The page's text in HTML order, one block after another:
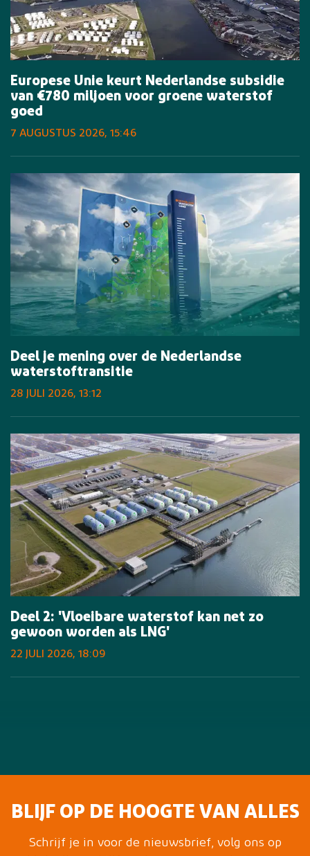
Europese Unie keurt Nederlandse subsidie
van €780 miljoen voor groene waterstof
goed
7 AUGUSTUS 2026, 15:46
Deel je mening over de Nederlandse
waterstoftransitie
28 JULI 2026, 13:12
Deel 2: 'Vloeibare waterstof kan net zo
gewoon worden als LNG'
22 JULI 2026, 18:09
BLIJF OP DE HOOGTE VAN ALLES
Schrijf je in voor de nieuwsbrief, volg ons op